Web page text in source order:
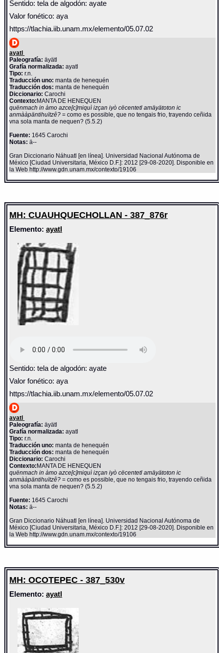
Sentido: tela de algodón: ayate
Valor fonético: aya
https://tlachia.iib.unam.mx/elemento/05.07.02
ayatl
Paleografía: äyätl
Grafía normalizada: ayatl
Tipo: r.n.
Traducción uno: manta de henequén
Traducción dos: manta de henequén
Diccionario:Carochi
Contexto: MANTA DE HENEQUEN
quënmach in àmo azce[c]miquì izçan iyò cëcentetl amäyätoton ic
anmààpäntihuïtzê?= como es possible, que no tengais frio, trayendo ceñida
vna sola manta de nequen? (5.5.2)
Fuente: 1645 Carochi
Notas: ä--
Gran Diccionario Náhuatl [en línea]. Universidad Nacional Autónoma de
México [Ciudad Universitaria, México D.F.]: 2012 [29-08-2020]. Disponible en
la Web http://www.gdn.unam.mx/contexto/19106
MH: CUAUHQUECHOLLAN - 387_876r
Elemento:ayatl
Sentido: tela de algodón: ayate
Valor fonético: aya
https://tlachia.iib.unam.mx/elemento/05.07.02
ayatl
Paleografía: äyätl
Grafía normalizada: ayatl
Tipo: r.n.
Traducción uno: manta de henequén
Traducción dos: manta de henequén
Diccionario:Carochi
Contexto: MANTA DE HENEQUEN
quënmach in àmo azce[c]miquì izçan iyò cëcentetl amäyätoton ic
anmààpäntihuïtzê?= como es possible, que no tengais frio, trayendo ceñida
vna sola manta de nequen? (5.5.2)
Fuente: 1645 Carochi
Notas: ä--
Gran Diccionario Náhuatl [en línea]. Universidad Nacional Autónoma de
México [Ciudad Universitaria, México D.F.]: 2012 [29-08-2020]. Disponible en
la Web http://www.gdn.unam.mx/contexto/19106
MH: OCOTEPEC - 387_530v
Elemento:ayatl